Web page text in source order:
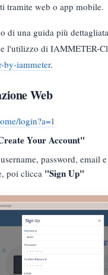
tramite web o app mobile.
di una guida più
l'utilizzo di IAMMETER-
by-iammeter.
Web
login?a=1
Your Account"
password, email
poi clicca "Sign Up"